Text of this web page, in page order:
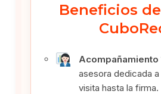
Beneficios
Acompañamiento
asesora dedicada
visita hasta la firma.